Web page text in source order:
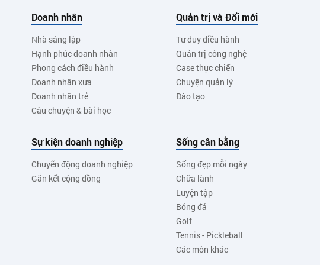
Doanh nhân
Nhà sáng lập
Hạnh phúc doanh nhân
Phong cách điều hành
Doanh nhân xưa
Doanh nhân trẻ
Câu chuyện & bài học
Quản trị và Đổi mới
Tư duy điều hành
Quản trị công nghệ
Case thực chiến
Chuyện quản lý
Đào tạo
Sự kiện doanh nghiệp
Chuyển động doanh nghiệp
Gắn kết cộng đồng
Sống cân bằng
Sống đẹp mỗi ngày
Chữa lành
Luyện tập
Bóng đá
Golf
Tennis - Pickleball
Các môn khác